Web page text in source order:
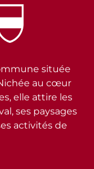
située
au cœur
elle attire les
ses paysages
activités de